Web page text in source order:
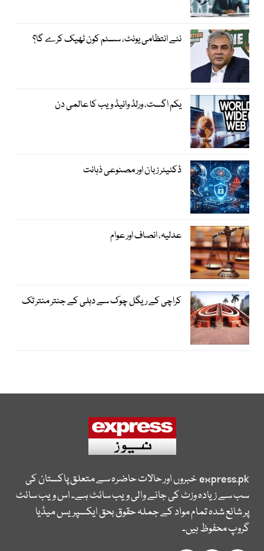
نئے انتظامی یونٹ، سسٹم کون ٹھیک کرے گا؟
یکم اگست، ورلڈ وائیڈ ویب کا عالمی دن
ڈکٹیٹر زبان اور مصنوعی ذہانت
عدلیہ، انصاف اور عوام
کراچی کے ریگل چوک سے دہلی کے جنتر منتر تک
express.pkخبروں اور حالات حاضرہ سے متعلق پاکستان کی
سب سے زیادہ وزٹ کی جانے والی ویب سائٹ ہے۔ اس ویب سائٹ
پر شائع شدہ تمام مواد کے جملہ حقوق بحق ایکسپریس میڈیا
گروپ محفوظ ہیں۔